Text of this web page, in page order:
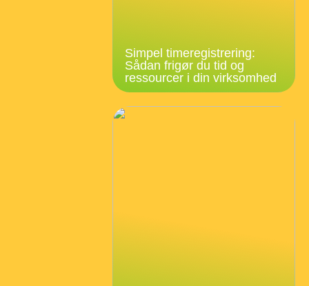
Simpel timeregistrering:
Sådan frigør du tid og
ressourcer i din virksomhed